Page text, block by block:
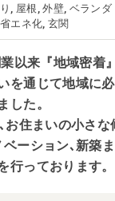
, 屋根, 外壁, ベラン
エネ化, 玄関
以来『地域密着
を通じて地域に
した。
お住まいの小さな
ベーション､新築
行っております。